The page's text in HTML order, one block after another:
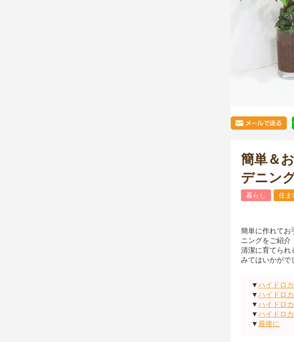
簡単＆
デニン
暮らし 住ま
簡単に作れてお
ニングをご紹介
清潔に育てられ
みてはいかがで
▼ハイドロ
▼ハイドロ
▼ハイドロ
▼ハイドロ
▼最後に